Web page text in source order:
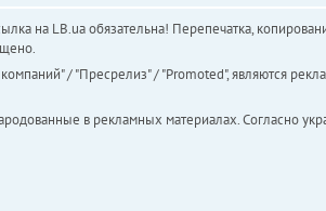
на LB.ua обязательна! Перепечатка,
/ "Пресрелиз" / "Promoted", являются
в рекламных материалах. Согласно